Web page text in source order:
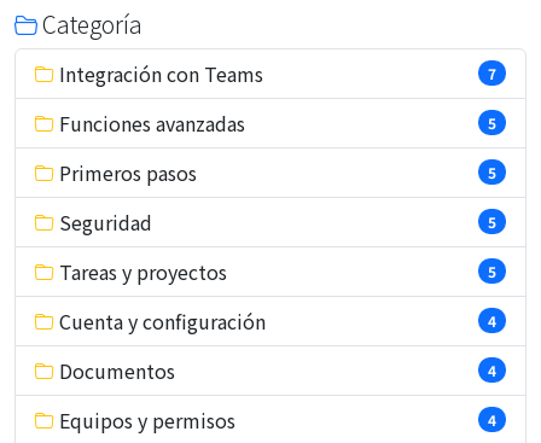
Categoría
Integración con Teams 7
Funciones avanzadas 5
Primeros pasos 5
Seguridad 5
Tareas y proyectos 5
Cuenta y configuración 4
Documentos 4
Equipos y permisos 4